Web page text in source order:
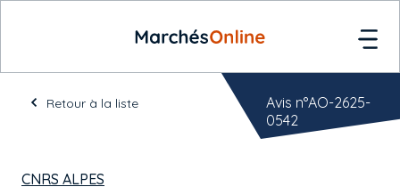
Retour à la liste
CNRS ALPES
Avis n°AO-2625-
0542